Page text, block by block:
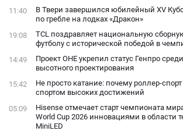
11:40
В Твери завершился юбилейный XV
по гребле на лодках «Дракон»
19:08
TCL поздравляет национальную
футболу с исторической победой в
14:49
Проект ОНЕ укрепил статус Генпро
высотного проектирования
15:42
Не просто катание: почему роллер-спорт
спортом высоких достижений
05:09
Hisense отмечает старт чемпионата
World Cup 2026 инновациями в области
MiniLED